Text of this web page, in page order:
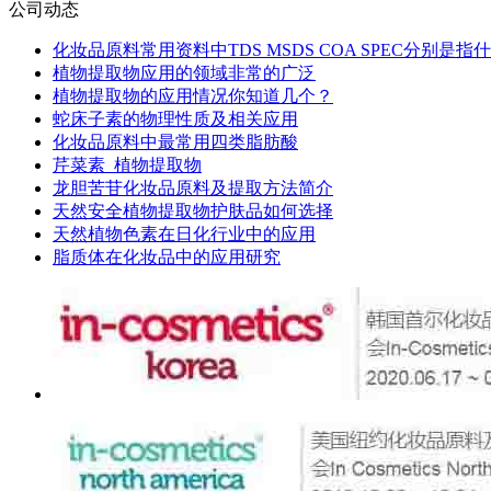
公司动态
化妆品原料常用资料中TDS MSDS COA SPEC分别是指
植物提取物应用的领域非常的广泛
植物提取物的应用情况你知道几个？
蛇床子素的物理性质及相关应用
化妆品原料中最常用四类脂肪酸
芹菜素_植物提取物
龙胆苦苷化妆品原料及提取方法简介
天然安全植物提取物护肤品如何选择
天然植物色素在日化行业中的应用
脂质体在化妆品中的应用研究